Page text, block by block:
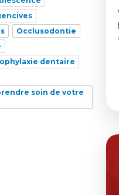
Occlusodontie
dentaire
soin de votre